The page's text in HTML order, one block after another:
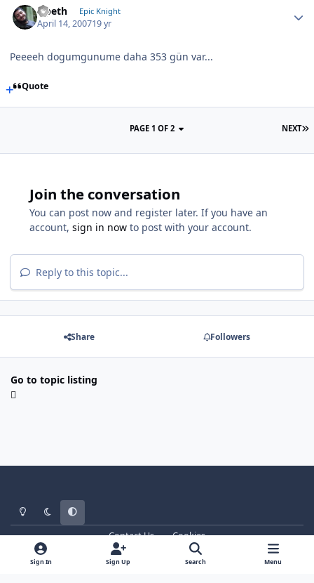
Opeth Epic Knight
April 14, 200719 yr
Peeeeh dogumgunume daha 353 gün var...
Quote
NEXT
PAGE 1 OF 2
Join the conversation
You can post now and register later. If you have an
account, sign in now to post with your account.
Reply to this topic...
Share Followers
Go to topic listing
Light ModeDark ModeSystem Preference
Contact Us
Cookies
WT - http://www.ebattle.net
Powered byInvision Community
Sign In Sign Up Search Menu